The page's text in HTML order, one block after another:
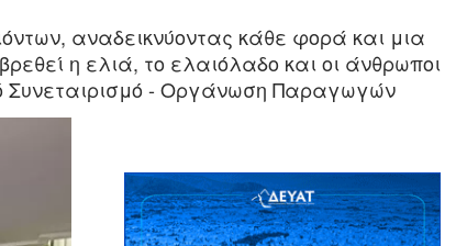
αναδεικνύοντας κάθε φορά και μια
η ελιά, το ελαιόλαδο και οι άνθρωποι
Συνεταιρισμό - Οργάνωση Παραγωγών